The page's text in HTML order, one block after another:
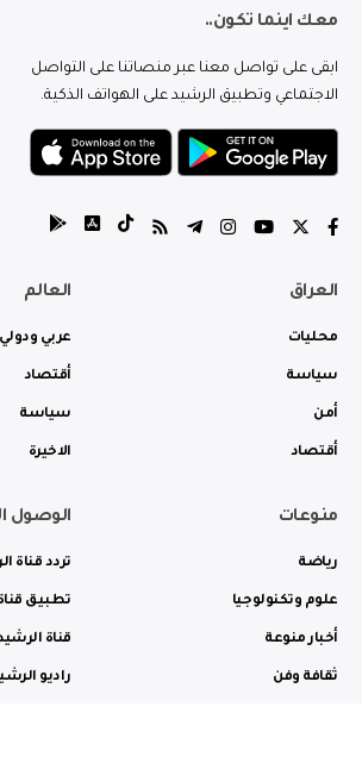
معك اينما تكون..
ابقى على تواصل معنا عبر منصاتنا على التواصل
الاجتماعي وتطبيق الرشيد على الهواتف الذكية.
العراق
محليات
سياسة
أمن
أقتصاد
العالم
عربي ودولي
أقتصاد
سياسة
الاخيرة
منوعات
رياضة
علوم وتكنولوجيا
أخبار منوعة
ثقافة وفن
الوصول
تردد قناة
تطبيق
قناة
راديو